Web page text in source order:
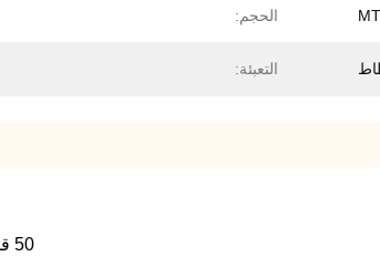
الحجم:
التعبئة:
50 قطعة لكل كيس CPP بطاقات بيضاء ملونة 66X91mm لألعاب MTG